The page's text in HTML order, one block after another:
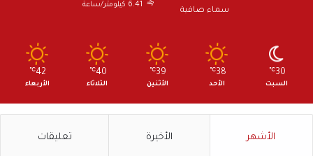
سماء صافية
6.41 كيلومتر/ساعة
30
℃
السبت
38
℃
الأحد
39
℃
الأثنين
40
℃
الثلاثاء
42
℃
الأربعاء
الأشهر الأخيرة تعليقات